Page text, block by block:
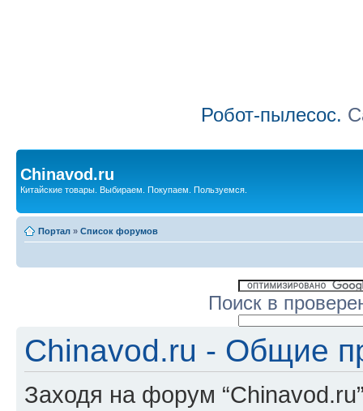
Робот-пылесос.
Chinavod.ru
Китайские товары. Выбираем. Покупаем. Пользуемся.
Портал » Список форумов
Поиск в
Chinavod.ru - Общие
Заходя на форум